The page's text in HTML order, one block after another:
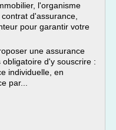
l'organisme
d'assurance,
pour garantir votre
une assurance
d'y souscrire :
individuelle, en
par...